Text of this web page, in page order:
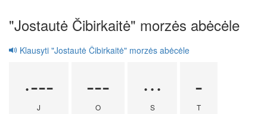
"Jostautė Čibirkaitė" morzės abėcėle
Klausyti "Jostautė Čibirkaitė" morzės abėcėle
·---
J
---
O
···
S
-
T